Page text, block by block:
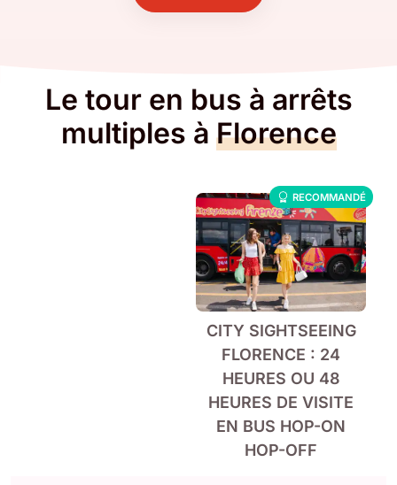
Le tour en bus à arrêts
multiples à Florence
RECOMMANDÉ
CITY SIGHTSEEING
FLORENCE : 24
HEURES OU 48
HEURES DE VISITE
EN BUS HOP-ON
HOP-OFF